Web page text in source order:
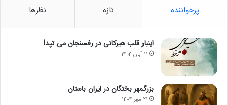
پرخواننده تازه نظرها
اینبار قلب هیرکانی در رفسنجان می تپد!
۱۱ آبان ۱۴۰۴
بزرگمهر بختگان در ایران باستان
۲۱ مهر ۱۴۰۴